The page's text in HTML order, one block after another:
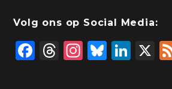
Volg ons op Social Media:
F
T
In Bl
Li X